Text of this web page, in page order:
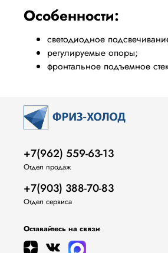
Особенности:
светодиодное
регулируемые опоры;
фронтальное подъемное
+7(962) 559-63-13
Отдел продаж
+7(903) 388-70-83
Отдел сервиса
Оставайтесь на связи